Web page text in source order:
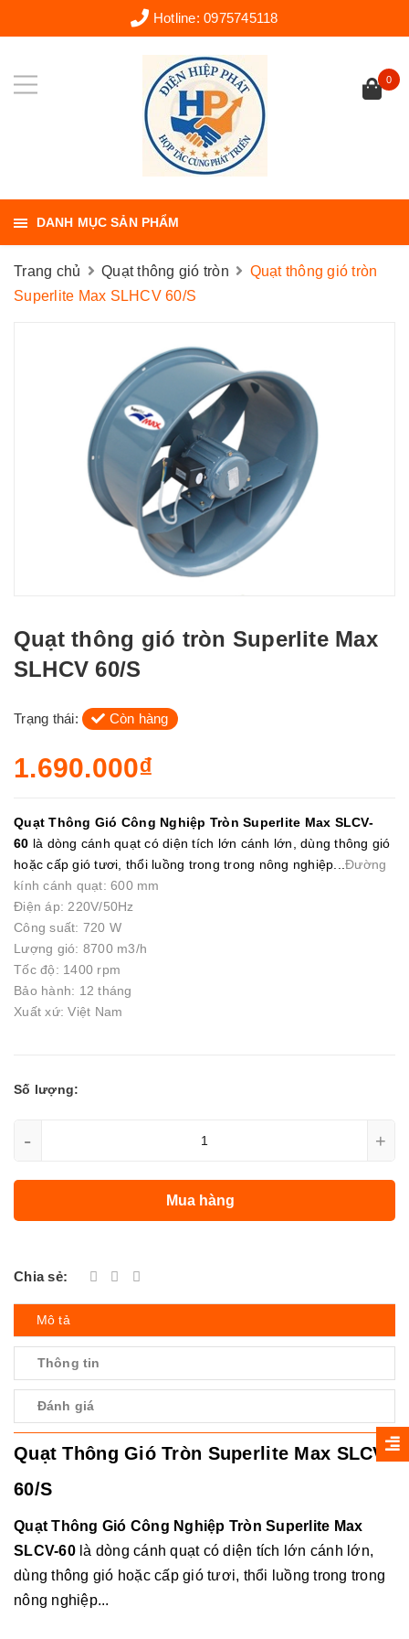
Hotline:0975745118
0
DANH MỤC SẢN PHẨM
Trang chủ Quạt thông gió tròn
Quạt thông gió tròn
Superlite Max SLHCV 60/S
Quạt thông gió tròn Superlite Max
SLHCV 60/S
Trạng thái: Còn hàng
1.690.000₫
Quạt Thông Gió Công Nghiệp Tròn Superlite Max SLCV-
60 là dòng cánh quạt có diện tích lớn cánh lớn, dùng thông gió
hoặc cấp gió tươi, thổi luồng trong trong nông nghiệp... Đường
kính cánh quạt: 600 mm
Điện áp: 220V/50Hz
Công suất: 720 W
Lượng gió: 8700 m3/h
Tốc độ: 1400 rpm
Bảo hành: 12 tháng
Xuất xứ: Việt Nam
Số lượng:
- +
Mua hàng
Chia sẻ:
Mô tả
Thông tin
Đánh giá
Quạt Thông Gió Tròn Superlite Max SLCV
60/S
Quạt Thông Gió Công Nghiệp Tròn Superlite Max
SLCV-60 là dòng cánh quạt có diện tích lớn cánh lớn,
dùng thông gió hoặc cấp gió tươi, thổi luồng trong trong
nông nghiệp...